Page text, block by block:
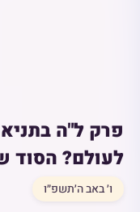
פרק ל"ה
לעולם? הסוד
ו׳ באב ה׳תשפ״ו